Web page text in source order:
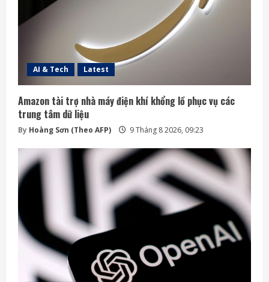
AI & Tech Latest
Amazon tài trợ nhà máy điện khí khổng lồ phục vụ các
trung tâm dữ liệu
By Hoàng Sơn (Theo AFP) 9 Tháng 8 2026, 09:23